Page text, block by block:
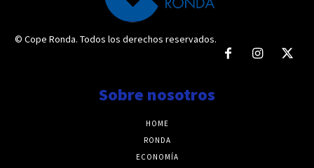
© Cope Ronda. Todos los derechos reservados.
Sobre nosotros
HOME
RONDA
ECONOMÍA